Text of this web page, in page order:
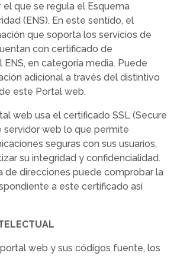
que se regula el Esquema
(ENS). En este sentido, el
que soporta los servicios de
con certificado de
en categoría media. Puede
adicional a través del distintivo
este Portal web.
web usa el certificado SSL (Secure
servidor web lo que permite
seguras con sus usuarios,
su integridad y confidencialidad.
de direcciones puede comprobar la
a este certificado así
web y sus códigos fuente, los